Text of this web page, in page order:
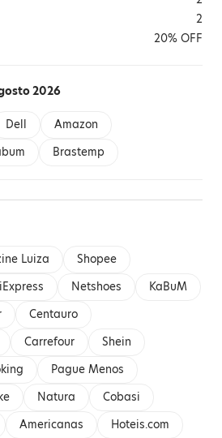
2
20% OFF
2026
Dell
Amazon
Brastemp
Luiza
Shopee
Netshoes
KaBuM
Centauro
Carrefour
Shein
Pague Menos
Natura
Cobasi
Americanas
Hoteis.com